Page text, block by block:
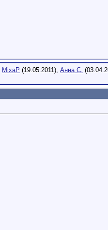
MixaP (19.05.2011), Анна С.